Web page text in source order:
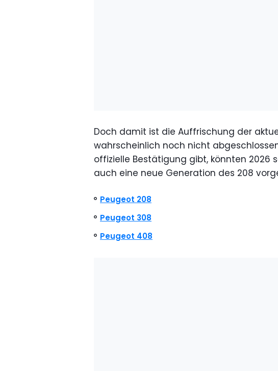
Doch damit ist die Auffrischung der
wahrscheinlich noch nicht
offizielle Bestätigung gibt, könnten 2026
auch eine neue Generation des 208
Peugeot 208
Peugeot 308
Peugeot 408